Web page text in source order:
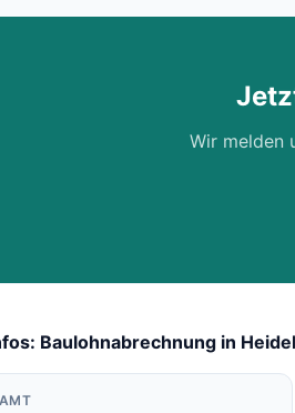
Wir melden
Baulohnabrechnung in